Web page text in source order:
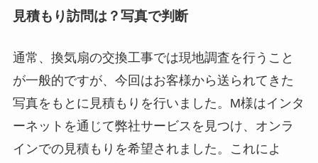
見積もり訪問は？写真で判断
通常、換気扇の交換工事では現地調査を行うこと
が一般的ですが、今回はお客様から送られてきた
写真をもとに見積もりを行いました。M様はインタ
ーネットを通じて弊社サービスを見つけ、オンラ
インでの見積もりを希望されました。これによ